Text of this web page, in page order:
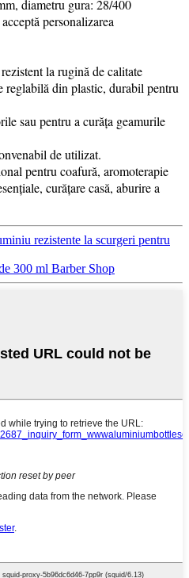
diametru gura: 28/400
personalizarea
la rugină de calitate
reglabilă din plastic, durabil pentru
sau pentru a curăța geamurile
de utilizat.
pentru coafură, aromoterapie
curățare casă, aburire a
rezistente la scurgeri pentru
300 ml Barber Shop